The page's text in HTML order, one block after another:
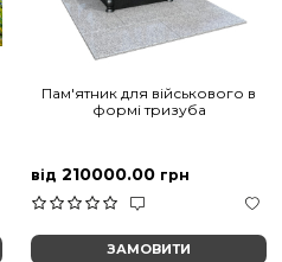
Пам'ятник для військового в
формі тризуба
від 210000.00 грн
ЗАМОВИТИ